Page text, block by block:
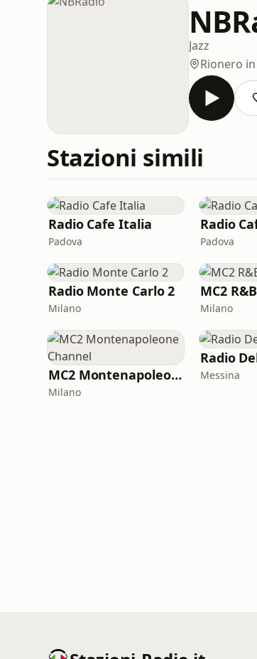
Jazz
Rionero
Stazioni simili
Radio Cafe Italia
Padova
Radio
Padova
Radio Monte Carlo 2
Milano
MC2 R&B
Milano
MC2 Montenapoleone Channel
Milano
Radio
Messina